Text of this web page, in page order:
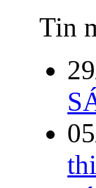
Tin